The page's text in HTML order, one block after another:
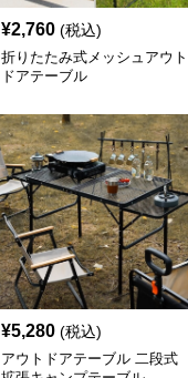
¥2,760 (税込)
折りたたみ式メッシュアウト
ドアテーブル
¥5,280 (税込)
アウトドアテーブル 二段式